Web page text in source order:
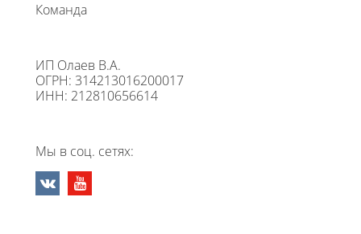
Команда
ИП Олаев В.А.
ОГРН: 314213016200017
ИНН: 212810656614
Мы в соц. сетях: